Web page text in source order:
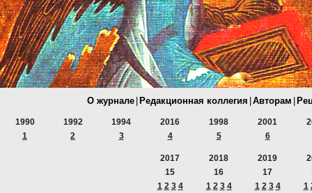
О журнале Редакционная коллегия Авторам
1990
1
1992
2
1994
3
2016
4
1998
5
2001
6
2017
15
1 2 3 4
2018
16
1 2 3 4
2019
17
1 2 3 4
1